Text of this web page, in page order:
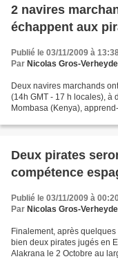
2 navires
échappent aux
Publié le 03/11/2009 à
Par Nicolas Gros-Verheyde
Deux navires marchands
(14h GMT - 17 h locales), à
Mombasa (Kenya),
Deux pirates
compétence
Publié le 03/11/2009 à
Par Nicolas Gros-Verheyde
Finalement, après
bien deux pirates jugés en
Alakrana le 2 Octobre au